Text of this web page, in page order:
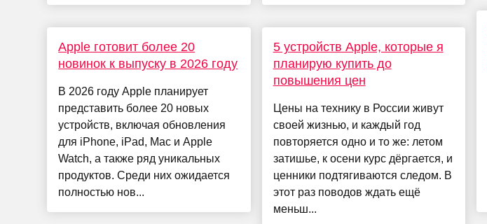
Apple готовит более 20
новинок к выпуску в 2026 году
В 2026 году Apple планирует
представить более 20 новых
устройств, включая обновления
для iPhone, iPad, Mac и Apple
Watch, а также ряд уникальных
продуктов. Среди них ожидается
полностью нов...
5 устройств Apple, которые я
планирую купить до
повышения цен
Цены на технику в России живут
своей жизнью, и каждый год
повторяется одно и то же: летом
затишье, к осени курс дёргается, и
ценники подтягиваются следом. В
этот раз поводов ждать ещё
меньш...